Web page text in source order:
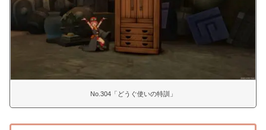
No.304「どうぐ使いの特訓」